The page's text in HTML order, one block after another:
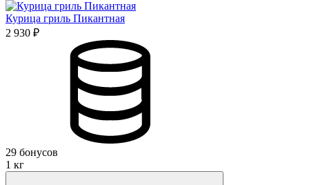
Курица гриль Пикантная
2 930 ₽
29 бонусов
1 кг